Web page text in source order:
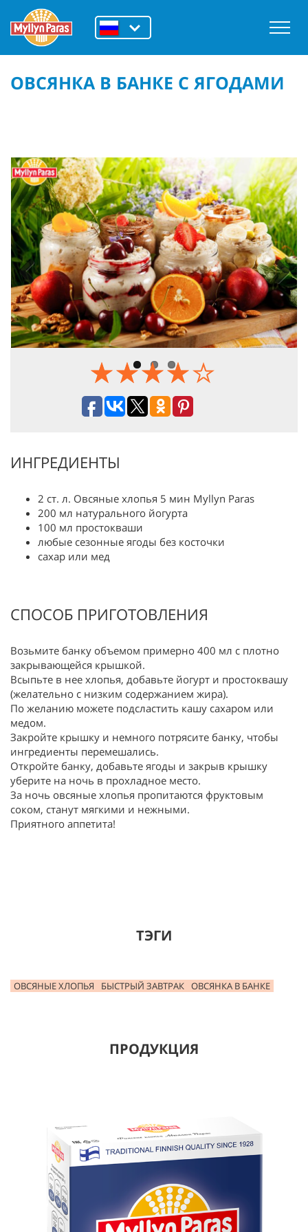
ОВСЯНКА В БАНКЕ С ЯГОДАМИ
Previous Next
ИНГРЕДИЕНТЫ
2 ст. л. Овсяные хлопья 5 мин Myllyn Paras
200 мл натурального йогурта
100 мл простокваши
любые сезонные ягоды без косточки
сахар или мед
СПОСОБ ПРИГОТОВЛЕНИЯ
Возьмите банку объемом примерно 400 мл с плотно
закрывающейся крышкой.
Всыпьте в нее хлопья, добавьте йогурт и простоквашу
(желательно с низким содержанием жира).
По желанию можете подсластить кашу сахаром или
медом.
Закройте крышку и немного потрясите банку, чтобы
ингредиенты перемешались.
Откройте банку, добавьте ягоды и закрыв крышку
уберите на ночь в прохладное место.
За ночь овсяные хлопья пропитаются фруктовым
соком, станут мягкими и нежными.
Приятного аппетита!
ТЭГИ
ОВСЯНЫЕ ХЛОПЬЯ БЫСТРЫЙ ЗАВТРАК ОВСЯНКА В БАНКЕ
ПРОДУКЦИЯ